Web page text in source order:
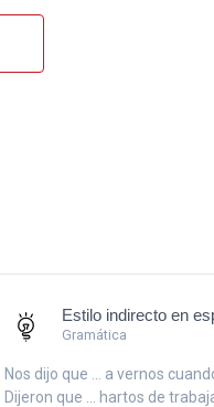
Estilo indirecto en
Gramática
Nos dijo que ... a vernos
Dijeron que ... hartos de